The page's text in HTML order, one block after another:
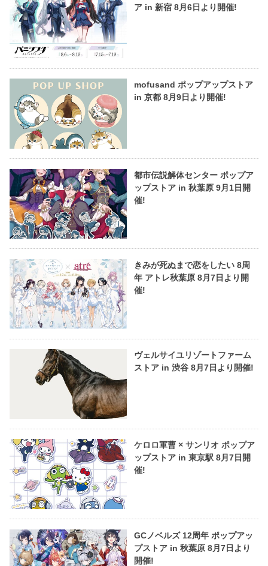
ア in 新宿 8月6日より開催!
mofusand ポップアップストア
in 京都 8月9日より開催!
都市伝説解体センター ポップア
ップストア in 秋葉原 9月1日開
催!
きみが死ぬまで恋をしたい 8周
年 アトレ秋葉原 8月7日より開
催!
ヴェルサイユリゾートファーム
ストア in 渋谷 8月7日より開催!
ケロロ軍曹 × サンリオ ポップア
ップストア in 東京駅 8月7日開
催!
GCノベルズ 12周年 ポップアッ
プストア in 秋葉原 8月7日より
開催!